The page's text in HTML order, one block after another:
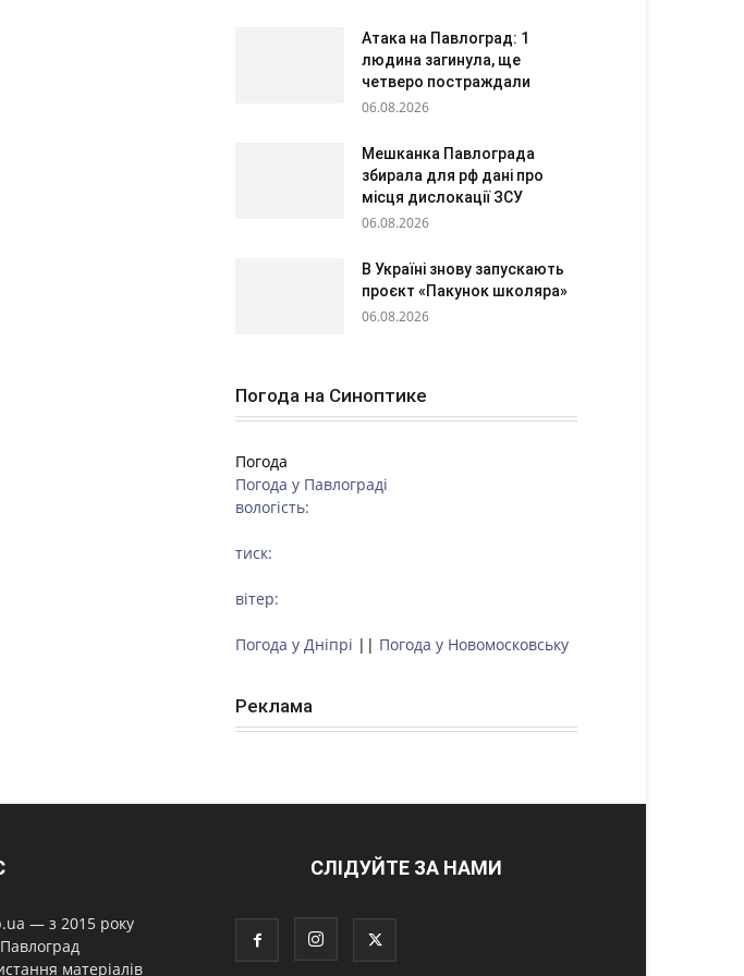
Атака на Павлоград: 1
людина загинула, ще
четверо постраждали
06.08.2026
Мешканка Павлограда
збирала для рф дані про
місця дислокації ЗСУ
06.08.2026
В Україні знову запускають
проєкт «Пакунок школяра»
06.08.2026
Погода на Синоптике
Погода
Погода у Павлограді
вологість:
тиск:
вітер:
Погода у Дніпрі || Погода у Новомосковську
Реклама
— з 2015 року
матеріалів
СЛІДУЙТЕ ЗА НАМИ